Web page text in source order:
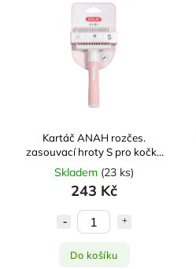
Nejdražší
Abecedně
Kartáč ANAH rozčes.
zasouvací hroty S pro kočky
Zolux
Skladem (23 ks)
243 Kč
Do košíku